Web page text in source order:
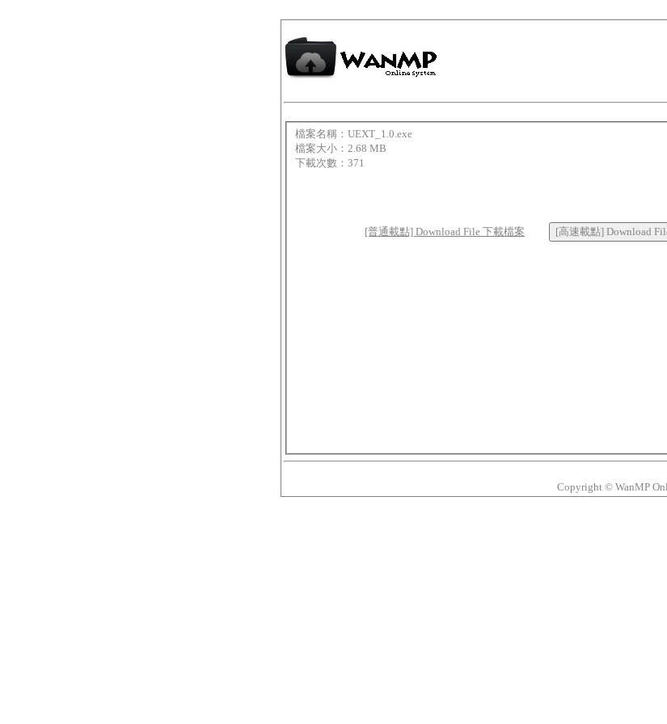
檔案名稱：UEXT_1.0.exe
檔案大小：2.68 MB
下載次數：371
[普通載點] Download File 下載檔案
Copyright © WanMP